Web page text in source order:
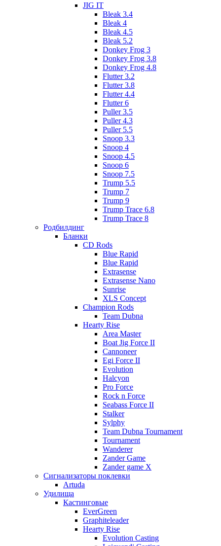
JIG IT
Bleak 3.4
Bleak 4
Bleak 4.5
Bleak 5.2
Donkey Frog 3
Donkey Frog 3.8
Donkey Frog 4.8
Flutter 3.2
Flutter 3.8
Flutter 4.4
Flutter 6
Puller 3.5
Puller 4.3
Puller 5.5
Snoop 3.3
Snoop 4
Snoop 4.5
Snoop 6
Snoop 7.5
Trump 5.5
Trump 7
Trump 9
Trump Trace 6.8
Trump Trace 8
Родбилдинг
Бланки
CD Rods
Blue Rapid
Blue Rapid
Extrasense
Extrasense Nano
Sunrise
XLS Concept
Champion Rods
Team Dubna
Hearty Rise
Area Master
Boat Jig Force II
Cannoneer
Egi Force II
Evolution
Halcyon
Pro Force
Rock n Force
Seabass Force II
Stalker
Sylphy
Team Dubna Tournament
Tournament
Wanderer
Zander Game
Zander game X
Сигнализаторы поклевки
Artuda
Удилища
Кастинговые
EverGreen
Graphiteleader
Hearty Rise
Evolution Casting